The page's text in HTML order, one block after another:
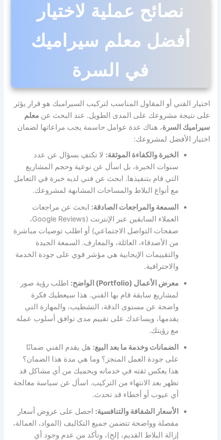
نصائح عملية لاختيار
أفضل معلم سيراميك
في السرة
اختيار الفني أو المقاول المناسب لتركيب السيراميك هو قرار يؤثر
على نتيجة مشروعك على المدى الطويل. عند البحث عنمعلم
سيراميك السرة، هناك عدة عوامل حاسمة يجب مراعاتها لضمان
اختيار الأفضل لمشروعك:
الخبرة والكفاءة الموثقة: لا تكتفِ بسؤال عن عدد
سنوات الخبرة، بل اسأل عن نوعية وحجم المشاريع
التي قام بتنفيذها. ابحث عن فني لديه خبرة في التعامل
مع أنواع البلاط والمساحات المشابهة لمشروعك.
السمعة والمراجعات الصادقة: ابحث عن مراجعات
العملاء السابقين عبر الإنترنت (Google Reviews،
صفحات التواصل الاجتماعي) أو اطلب توصيات مباشرة
من الأصدقاء، العائلة، والمعارف. السمعة الجيدة
والتقييمات الإيجابية هي مؤشر قوي على جودة الخدمة
والاحترافية.
معرض الأعمال (Portfolio) الواضح:
اطلب رؤية صور
لمشاريع سابقة قام بها الفني. هذا سيعطيك فكرة
واضحة عن مستوى الدقة، التشطيب، والمهارة التي
يقدمها، ويساعدك على تقييم مدى توافق أسلوب عمله
مع رؤيتك.
الضمانات وخدمة ما بعد البيع: هل يقدم الفني ضمانًا
على جودة العمل المنجز؟ وما هي مدة هذا الضمان؟
هذا يعكس ثقته في خدماته ويحميك من أي مشاكل قد
تظهر بعد الانتهاء من التركيب. اسأل عن سياسة معالجة
أي عيوب أو أخطاء قد تحدث.
الأسعار الشفافة والتنافسية: احصل على عروض أسعار
مفصلة وواضحة تتضمن جميع التكاليف (المواد، العمالة،
إزالة البلاط القديم، إلخ)، وتأكد من عدم وجود أي